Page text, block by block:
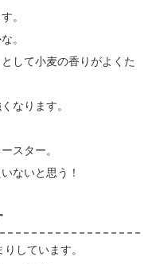
。
。
して小麦の香りがよくた
なります。
スター。
ないと思う！
しています。